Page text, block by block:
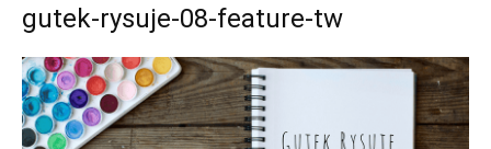
gutek-rysuje-08-feature-tw